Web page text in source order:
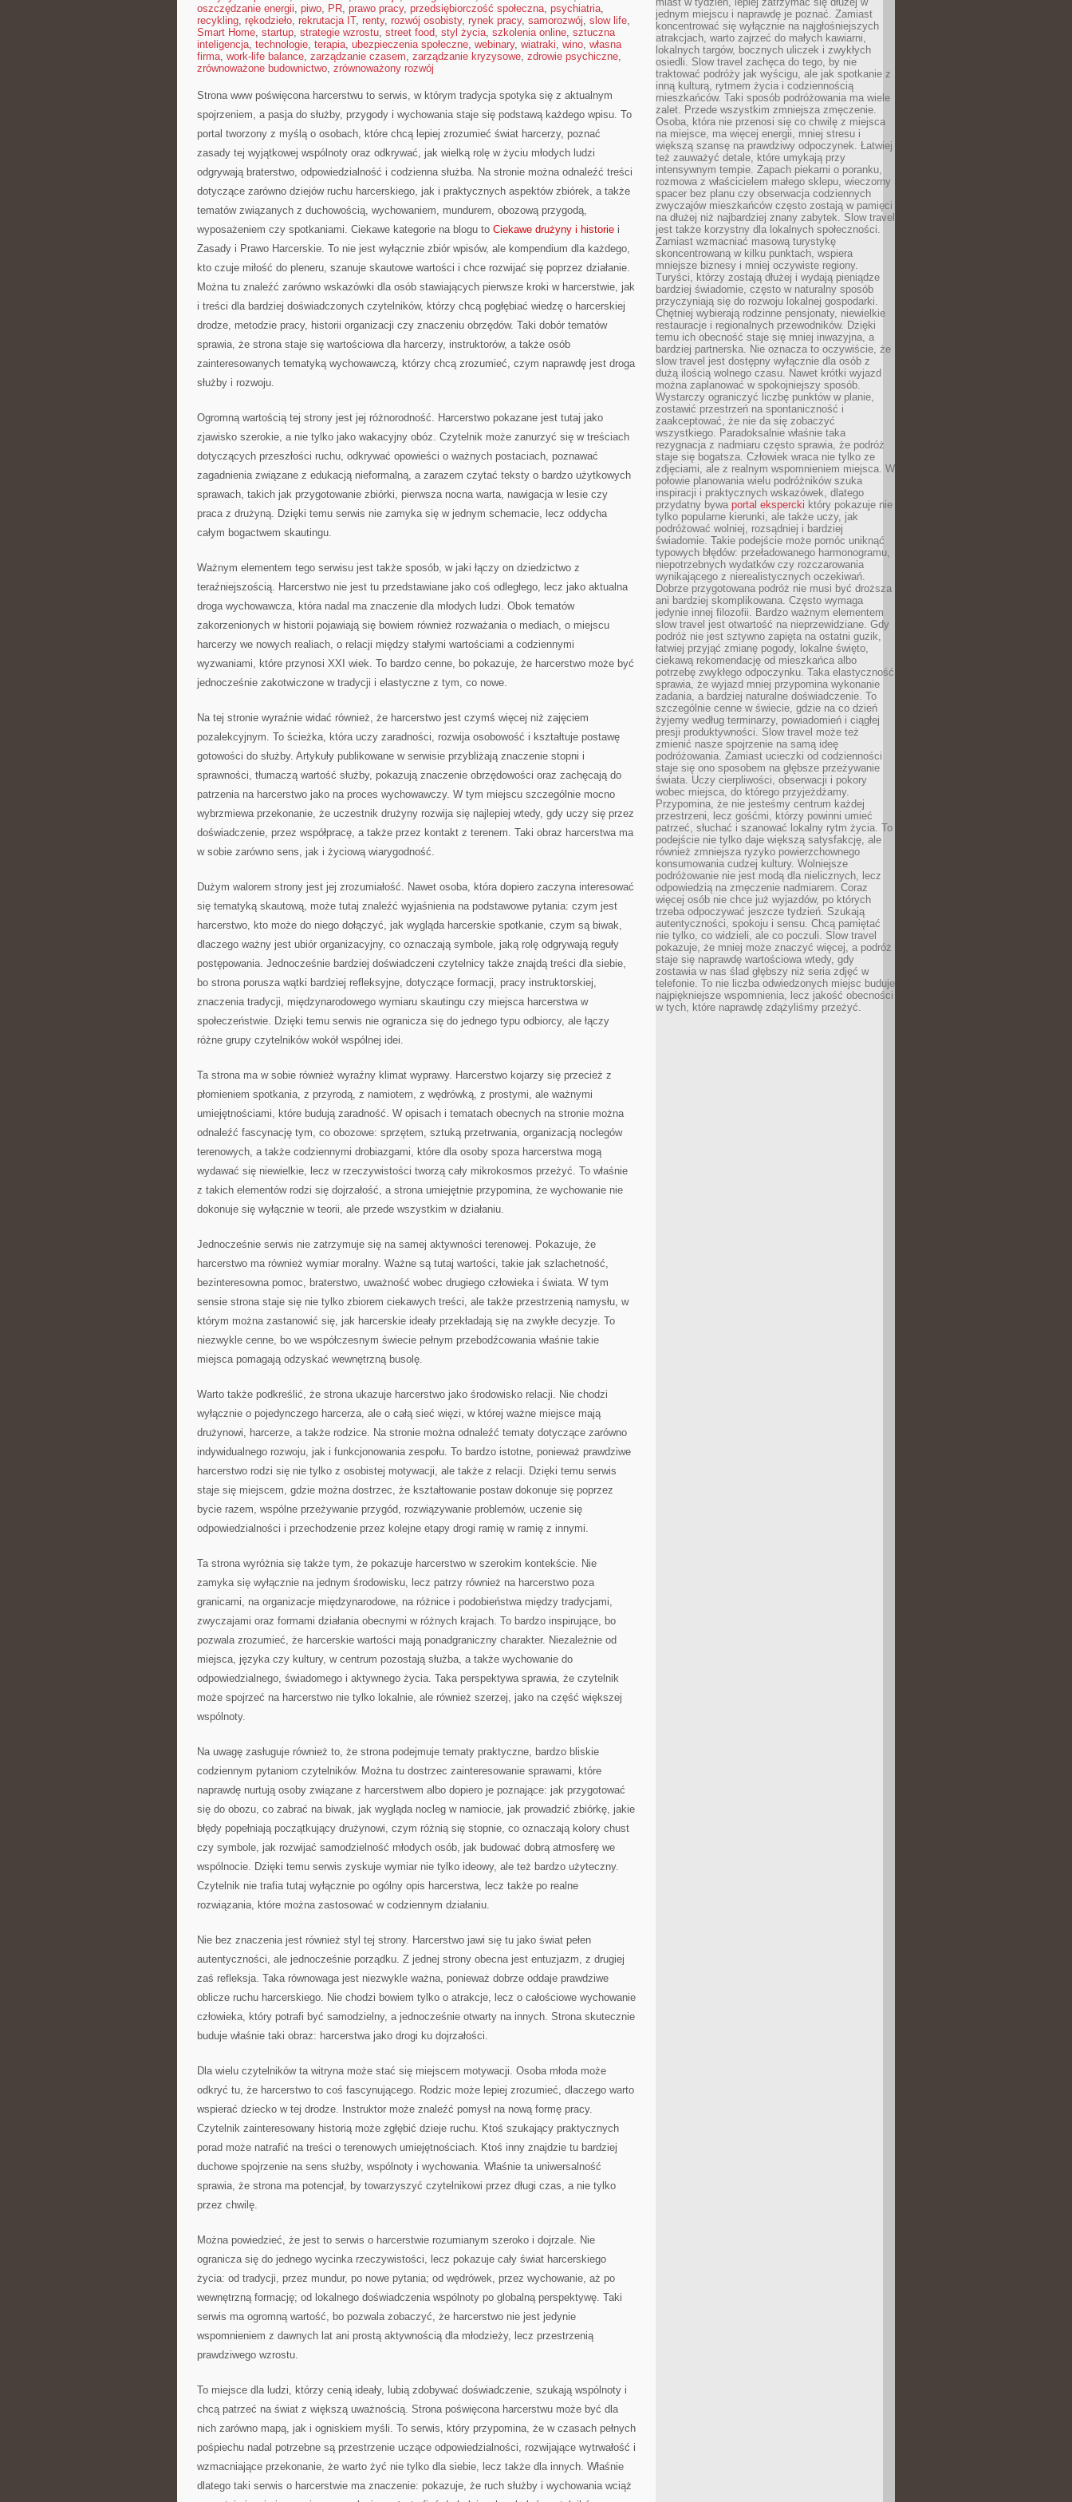
oszczędzanie energii, piwo, PR, prawo pracy, przedsiębiorczość społeczna, psychiatria,
recykling, rękodzieło, rekrutacja IT, renty, rozwój osobisty, rynek pracy, samorozwój, slow life,
Smart Home, startup, strategie wzrostu, street food, styl życia, szkolenia online, sztuczna
inteligencja, technologie, terapia, ubezpieczenia społeczne, webinary, wiatraki, wino, własna
firma, work-life balance, zarządzanie czasem, zarządzanie kryzysowe, zdrowie psychiczne,
zrównoważone budownictwo, zrównoważony rozwój
Strona www poświęcona harcerstwu to serwis, w którym tradycja spotyka się z aktualnym
spojrzeniem, a pasja do służby, przygody i wychowania staje się podstawą każdego wpisu. To
portal tworzony z myślą o osobach, które chcą lepiej zrozumieć świat harcerzy, poznać
zasady tej wyjątkowej wspólnoty oraz odkrywać, jak wielką rolę w życiu młodych ludzi
odgrywają braterstwo, odpowiedzialność i codzienna służba. Na stronie można odnaleźć treści
dotyczące zarówno dziejów ruchu harcerskiego, jak i praktycznych aspektów zbiórek, a także
tematów związanych z duchowością, wychowaniem, mundurem, obozową przygodą,
wyposażeniem czy spotkaniami. Ciekawe kategorie na blogu to Ciekawe drużyny i historie i
Zasady i Prawo Harcerskie. To nie jest wyłącznie zbiór wpisów, ale kompendium dla każdego,
kto czuje miłość do pleneru, szanuje skautowe wartości i chce rozwijać się poprzez działanie.
Można tu znaleźć zarówno wskazówki dla osób stawiających pierwsze kroki w harcerstwie, jak
i treści dla bardziej doświadczonych czytelników, którzy chcą pogłębiać wiedzę o harcerskiej
drodze, metodzie pracy, historii organizacji czy znaczeniu obrzędów. Taki dobór tematów
sprawia, że strona staje się wartościowa dla harcerzy, instruktorów, a także osób
zainteresowanych tematyką wychowawczą, którzy chcą zrozumieć, czym naprawdę jest droga
służby i rozwoju.
Ogromną wartością tej strony jest jej różnorodność. Harcerstwo pokazane jest tutaj jako
zjawisko szerokie, a nie tylko jako wakacyjny obóz. Czytelnik może zanurzyć się w treściach
dotyczących przeszłości ruchu, odkrywać opowieści o ważnych postaciach, poznawać
zagadnienia związane z edukacją nieformalną, a zarazem czytać teksty o bardzo użytkowych
sprawach, takich jak przygotowanie zbiórki, pierwsza nocna warta, nawigacja w lesie czy
praca z drużyną. Dzięki temu serwis nie zamyka się w jednym schemacie, lecz oddycha
całym bogactwem skautingu.
Ważnym elementem tego serwisu jest także sposób, w jaki łączy on dziedzictwo z
teraźniejszością. Harcerstwo nie jest tu przedstawiane jako coś odległego, lecz jako aktualna
droga wychowawcza, która nadal ma znaczenie dla młodych ludzi. Obok tematów
zakorzenionych w historii pojawiają się bowiem również rozważania o mediach, o miejscu
harcerzy we nowych realiach, o relacji między stałymi wartościami a codziennymi
wyzwaniami, które przynosi XXI wiek. To bardzo cenne, bo pokazuje, że harcerstwo może być
jednocześnie zakotwiczone w tradycji i elastyczne z tym, co nowe.
Na tej stronie wyraźnie widać również, że harcerstwo jest czymś więcej niż zajęciem
pozalekcyjnym. To ścieżka, która uczy zaradności, rozwija osobowość i kształtuje postawę
gotowości do służby. Artykuły publikowane w serwisie przybliżają znaczenie stopni i
sprawności, tłumaczą wartość służby, pokazują znaczenie obrzędowości oraz zachęcają do
patrzenia na harcerstwo jako na proces wychowawczy. W tym miejscu szczególnie mocno
wybrzmiewa przekonanie, że uczestnik drużyny rozwija się najlepiej wtedy, gdy uczy się przez
doświadczenie, przez współpracę, a także przez kontakt z terenem. Taki obraz harcerstwa ma
w sobie zarówno sens, jak i życiową wiarygodność.
Dużym walorem strony jest jej zrozumiałość. Nawet osoba, która dopiero zaczyna interesować
się tematyką skautową, może tutaj znaleźć wyjaśnienia na podstawowe pytania: czym jest
harcerstwo, kto może do niego dołączyć, jak wygląda harcerskie spotkanie, czym są biwak,
dlaczego ważny jest ubiór organizacyjny, co oznaczają symbole, jaką rolę odgrywają reguły
postępowania. Jednocześnie bardziej doświadczeni czytelnicy także znajdą treści dla siebie,
bo strona porusza wątki bardziej refleksyjne, dotyczące formacji, pracy instruktorskiej,
znaczenia tradycji, międzynarodowego wymiaru skautingu czy miejsca harcerstwa w
społeczeństwie. Dzięki temu serwis nie ogranicza się do jednego typu odbiorcy, ale łączy
różne grupy czytelników wokół wspólnej idei.
Ta strona ma w sobie również wyraźny klimat wyprawy. Harcerstwo kojarzy się przecież z
płomieniem spotkania, z przyrodą, z namiotem, z wędrówką, z prostymi, ale ważnymi
umiejętnościami, które budują zaradność. W opisach i tematach obecnych na stronie można
odnaleźć fascynację tym, co obozowe: sprzętem, sztuką przetrwania, organizacją noclegów
terenowych, a także codziennymi drobiazgami, które dla osoby spoza harcerstwa mogą
wydawać się niewielkie, lecz w rzeczywistości tworzą cały mikrokosmos przeżyć. To właśnie
z takich elementów rodzi się dojrzałość, a strona umiejętnie przypomina, że wychowanie nie
dokonuje się wyłącznie w teorii, ale przede wszystkim w działaniu.
Jednocześnie serwis nie zatrzymuje się na samej aktywności terenowej. Pokazuje, że
harcerstwo ma również wymiar moralny. Ważne są tutaj wartości, takie jak szlachetność,
bezinteresowna pomoc, braterstwo, uważność wobec drugiego człowieka i świata. W tym
sensie strona staje się nie tylko zbiorem ciekawych treści, ale także przestrzenią namysłu, w
którym można zastanowić się, jak harcerskie ideały przekładają się na zwykłe decyzje. To
niezwykle cenne, bo we współczesnym świecie pełnym przebodźcowania właśnie takie
miejsca pomagają odzyskać wewnętrzną busolę.
Warto także podkreślić, że strona ukazuje harcerstwo jako środowisko relacji. Nie chodzi
wyłącznie o pojedynczego harcerza, ale o całą sieć więzi, w której ważne miejsce mają
drużynowi, harcerze, a także rodzice. Na stronie można odnaleźć tematy dotyczące zarówno
indywidualnego rozwoju, jak i funkcjonowania zespołu. To bardzo istotne, ponieważ prawdziwe
harcerstwo rodzi się nie tylko z osobistej motywacji, ale także z relacji. Dzięki temu serwis
staje się miejscem, gdzie można dostrzec, że kształtowanie postaw dokonuje się poprzez
bycie razem, wspólne przeżywanie przygód, rozwiązywanie problemów, uczenie się
odpowiedzialności i przechodzenie przez kolejne etapy drogi ramię w ramię z innymi.
Ta strona wyróżnia się także tym, że pokazuje harcerstwo w szerokim kontekście. Nie
zamyka się wyłącznie na jednym środowisku, lecz patrzy również na harcerstwo poza
granicami, na organizacje międzynarodowe, na różnice i podobieństwa między tradycjami,
zwyczajami oraz formami działania obecnymi w różnych krajach. To bardzo inspirujące, bo
pozwala zrozumieć, że harcerskie wartości mają ponadgraniczny charakter. Niezależnie od
miejsca, języka czy kultury, w centrum pozostają służba, a także wychowanie do
odpowiedzialnego, świadomego i aktywnego życia. Taka perspektywa sprawia, że czytelnik
może spojrzeć na harcerstwo nie tylko lokalnie, ale również szerzej, jako na część większej
wspólnoty.
Na uwagę zasługuje również to, że strona podejmuje tematy praktyczne, bardzo bliskie
codziennym pytaniom czytelników. Można tu dostrzec zainteresowanie sprawami, które
naprawdę nurtują osoby związane z harcerstwem albo dopiero je poznające: jak przygotować
się do obozu, co zabrać na biwak, jak wygląda nocleg w namiocie, jak prowadzić zbiórkę, jakie
błędy popełniają początkujący drużynowi, czym różnią się stopnie, co oznaczają kolory chust
czy symbole, jak rozwijać samodzielność młodych osób, jak budować dobrą atmosferę we
wspólnocie. Dzięki temu serwis zyskuje wymiar nie tylko ideowy, ale też bardzo użyteczny.
Czytelnik nie trafia tutaj wyłącznie po ogólny opis harcerstwa, lecz także po realne
rozwiązania, które można zastosować w codziennym działaniu.
Nie bez znaczenia jest również styl tej strony. Harcerstwo jawi się tu jako świat pełen
autentyczności, ale jednocześnie porządku. Z jednej strony obecna jest entuzjazm, z drugiej
zaś refleksja. Taka równowaga jest niezwykle ważna, ponieważ dobrze oddaje prawdziwe
oblicze ruchu harcerskiego. Nie chodzi bowiem tylko o atrakcje, lecz o całościowe wychowanie
człowieka, który potrafi być samodzielny, a jednocześnie otwarty na innych. Strona skutecznie
buduje właśnie taki obraz: harcerstwa jako drogi ku dojrzałości.
Dla wielu czytelników ta witryna może stać się miejscem motywacji. Osoba młoda może
odkryć tu, że harcerstwo to coś fascynującego. Rodzic może lepiej zrozumieć, dlaczego warto
wspierać dziecko w tej drodze. Instruktor może znaleźć pomysł na nową formę pracy.
Czytelnik zainteresowany historią może zgłębić dzieje ruchu. Ktoś szukający praktycznych
porad może natrafić na treści o terenowych umiejętnościach. Ktoś inny znajdzie tu bardziej
duchowe spojrzenie na sens służby, wspólnoty i wychowania. Właśnie ta uniwersalność
sprawia, że strona ma potencjał, by towarzyszyć czytelnikowi przez długi czas, a nie tylko
przez chwilę.
Można powiedzieć, że jest to serwis o harcerstwie rozumianym szeroko i dojrzale. Nie
ogranicza się do jednego wycinka rzeczywistości, lecz pokazuje cały świat harcerskiego
życia: od tradycji, przez mundur, po nowe pytania; od wędrówek, przez wychowanie, aż po
wewnętrzną formację; od lokalnego doświadczenia wspólnoty po globalną perspektywę. Taki
serwis ma ogromną wartość, bo pozwala zobaczyć, że harcerstwo nie jest jedynie
wspomnieniem z dawnych lat ani prostą aktywnością dla młodzieży, lecz przestrzenią
prawdziwego wzrostu.
To miejsce dla ludzi, którzy cenią ideały, lubią zdobywać doświadczenie, szukają wspólnoty i
chcą patrzeć na świat z większą uważnością. Strona poświęcona harcerstwu może być dla
nich zarówno mapą, jak i ogniskiem myśli. To serwis, który przypomina, że w czasach pełnych
pośpiechu nadal potrzebne są przestrzenie uczące odpowiedzialności, rozwijające wytrwałość i
wzmacniające przekonanie, że warto żyć nie tylko dla siebie, lecz także dla innych. Właśnie
dlatego taki serwis o harcerstwie ma znaczenie: pokazuje, że ruch służby i wychowania wciąż
jednym miejscu i naprawdę je poznać. Zamiast
koncentrować się wyłącznie na najgłośniejszych
atrakcjach, warto zajrzeć do małych kawiarni,
lokalnych targów, bocznych uliczek i zwykłych
osiedli. Slow travel zachęca do tego, by nie
traktować podróży jak wyścigu, ale jak spotkanie z
inną kulturą, rytmem życia i codziennością
mieszkańców. Taki sposób podróżowania ma wiele
zalet. Przede wszystkim zmniejsza zmęczenie.
Osoba, która nie przenosi się co chwilę z miejsca
na miejsce, ma więcej energii, mniej stresu i
większą szansę na prawdziwy odpoczynek. Łatwiej
też zauważyć detale, które umykają przy
intensywnym tempie. Zapach piekarni o poranku,
rozmowa z właścicielem małego sklepu, wieczorny
spacer bez planu czy obserwacja codziennych
zwyczajów mieszkańców często zostają w pamięci
na dłużej niż najbardziej znany zabytek. Slow travel
jest także korzystny dla lokalnych społeczności.
Zamiast wzmacniać masową turystykę
skoncentrowaną w kilku punktach, wspiera
mniejsze biznesy i mniej oczywiste regiony.
Turyści, którzy zostają dłużej i wydają pieniądze
bardziej świadomie, często w naturalny sposób
przyczyniają się do rozwoju lokalnej gospodarki.
Chętniej wybierają rodzinne pensjonaty, niewielkie
restauracje i regionalnych przewodników. Dzięki
temu ich obecność staje się mniej inwazyjna, a
bardziej partnerska. Nie oznacza to oczywiście, że
slow travel jest dostępny wyłącznie dla osób z
dużą ilością wolnego czasu. Nawet krótki wyjazd
można zaplanować w spokojniejszy sposób.
Wystarczy ograniczyć liczbę punktów w planie,
zostawić przestrzeń na spontaniczność i
zaakceptować, że nie da się zobaczyć
wszystkiego. Paradoksalnie właśnie taka
rezygnacja z nadmiaru często sprawia, że podróż
staje się bogatsza. Człowiek wraca nie tylko ze
zdjęciami, ale z realnym wspomnieniem miejsca. W
połowie planowania wielu podróżników szuka
inspiracji i praktycznych wskazówek, dlatego
przydatny bywa portal ekspercki który pokazuje nie
tylko popularne kierunki, ale także uczy, jak
podróżować wolniej, rozsądniej i bardziej
świadomie. Takie podejście może pomóc uniknąć
typowych błędów: przeładowanego harmonogramu,
niepotrzebnych wydatków czy rozczarowania
wynikającego z nierealistycznych oczekiwań.
Dobrze przygotowana podróż nie musi być droższa
ani bardziej skomplikowana. Często wymaga
jedynie innej filozofii. Bardzo ważnym elementem
slow travel jest otwartość na nieprzewidziane. Gdy
podróż nie jest sztywno zapięta na ostatni guzik,
łatwiej przyjąć zmianę pogody, lokalne święto,
ciekawą rekomendację od mieszkańca albo
potrzebę zwykłego odpoczynku. Taka elastyczność
sprawia, że wyjazd mniej przypomina wykonanie
zadania, a bardziej naturalne doświadczenie. To
szczególnie cenne w świecie, gdzie na co dzień
żyjemy według terminarzy, powiadomień i ciągłej
presji produktywności. Slow travel może też
zmienić nasze spojrzenie na samą ideę
podróżowania. Zamiast ucieczki od codzienności
staje się ono sposobem na głębsze przeżywanie
świata. Uczy cierpliwości, obserwacji i pokory
wobec miejsca, do którego przyjeżdżamy.
Przypomina, że nie jesteśmy centrum każdej
przestrzeni, lecz gośćmi, którzy powinni umieć
patrzeć, słuchać i szanować lokalny rytm życia. To
podejście nie tylko daje większą satysfakcję, ale
również zmniejsza ryzyko powierzchownego
konsumowania cudzej kultury. Wolniejsze
podróżowanie nie jest modą dla nielicznych, lecz
odpowiedzią na zmęczenie nadmiarem. Coraz
więcej osób nie chce już wyjazdów, po których
trzeba odpoczywać jeszcze tydzień. Szukają
autentyczności, spokoju i sensu. Chcą pamiętać
nie tylko, co widzieli, ale co poczuli. Slow travel
pokazuje, że mniej może znaczyć więcej, a podróż
staje się naprawdę wartościowa wtedy, gdy
zostawia w nas ślad głębszy niż seria zdjęć w
telefonie. To nie liczba odwiedzonych miejsc buduje
najpiękniejsze wspomnienia, lecz jakość obecności
w tych, które naprawdę zdążyliśmy przeżyć.